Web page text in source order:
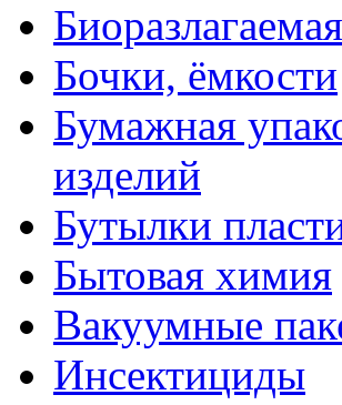
Бочки, ёмкости
Бумажная
изделий
Бутылки
Бытовая химия
Вакуумные
Инсектициды